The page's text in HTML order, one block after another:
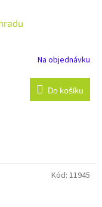
Na objednávku
Do košíku
Kód: 11945